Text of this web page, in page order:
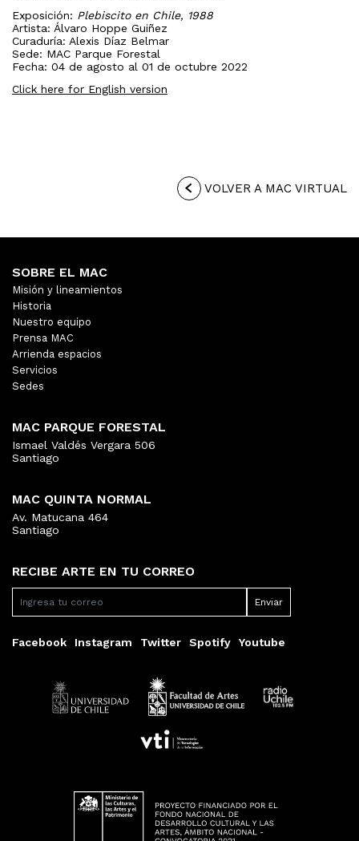
Exposición: Plebiscito en Chile, 1988
Artista: Álvaro Hoppe Guiñez
Curaduría: Alexis Díaz Belmar
Sede: MAC Parque Forestal
Fecha: 04 de agosto al 01 de octubre 2022
Click here for English version
VOLVER A MAC VIRTUAL
RECIBE ARTE EN TU CORREO
Facebook Instagram Twitter Spotify Youtube
SOBRE EL MAC
Misión y lineamientos
Historia
Nuestro equipo
Prensa MAC
Arrienda espacios
Servicios
Sedes
MAC PARQUE FORESTAL
Ismael Valdés Vergara 506
Santiago
MAC QUINTA NORMAL
Av. Matucana 464
Santiago